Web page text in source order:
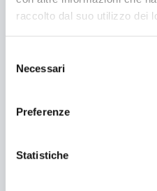
raccolto dal suo utilizzo dei
delNecessari
Preferenze
Statistiche
Documentation
Recherche